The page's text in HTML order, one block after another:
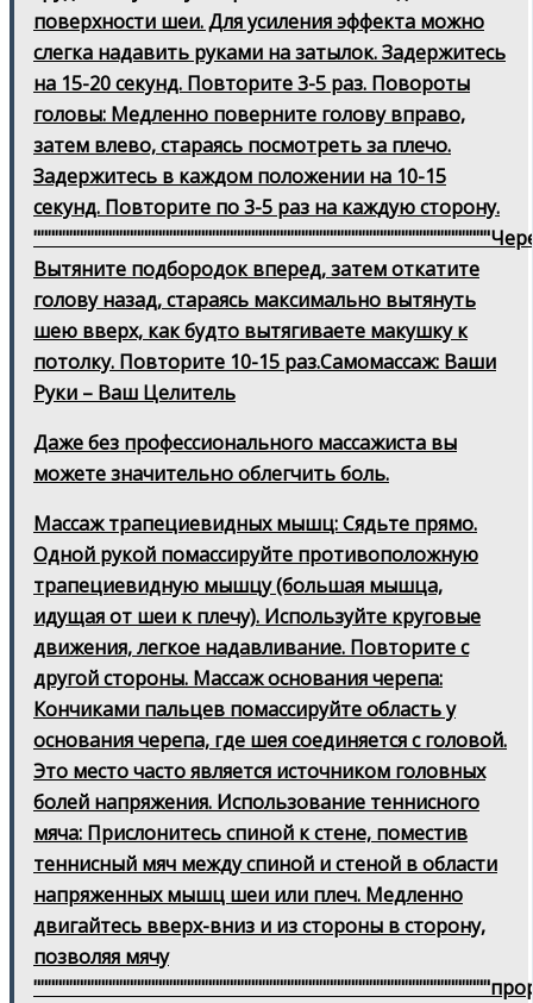
поверхности шеи. Для усиления эффекта можно
слегка надавить руками на затылок. Задержитесь
на 15-20 секунд. Повторите 3-5 раз. Повороты
головы: Медленно поверните голову вправо,
затем влево, стараясь посмотреть за плечо.
Задержитесь в каждом положении на 10-15
секунд. Повторите по 3-5 раз на каждую сторону.
Вытяните подбородок вперед, затем откатите
голову назад, стараясь максимально вытянуть
шею вверх, как будто вытягиваете макушку к
потолку. Повторите 10-15 раз.Самомассаж: Ваши
Руки – Ваш Целитель
Даже без профессионального массажиста вы
можете значительно облегчить боль.
Массаж трапециевидных мышц: Сядьте прямо.
Одной рукой помассируйте противоположную
трапециевидную мышцу (большая мышца,
идущая от шеи к плечу). Используйте круговые
движения, легкое надавливание. Повторите с
другой стороны. Массаж основания черепа:
Кончиками пальцев помассируйте область у
основания черепа, где шея соединяется с головой.
Это место часто является источником головных
болей напряжения. Использование теннисного
мяча: Прислонитесь спиной к стене, поместив
теннисный мяч между спиной и стеной в области
напряженных мышц шеи или плеч. Медленно
двигайтесь вверх-вниз и из стороны в сторону,
позволяя мячу